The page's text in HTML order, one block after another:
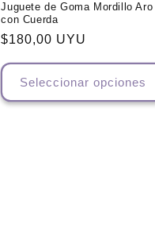
Juguete de Goma Mordillo Aro
con Cuerda
Precio
$180,00 UYU
Seleccionar opciones